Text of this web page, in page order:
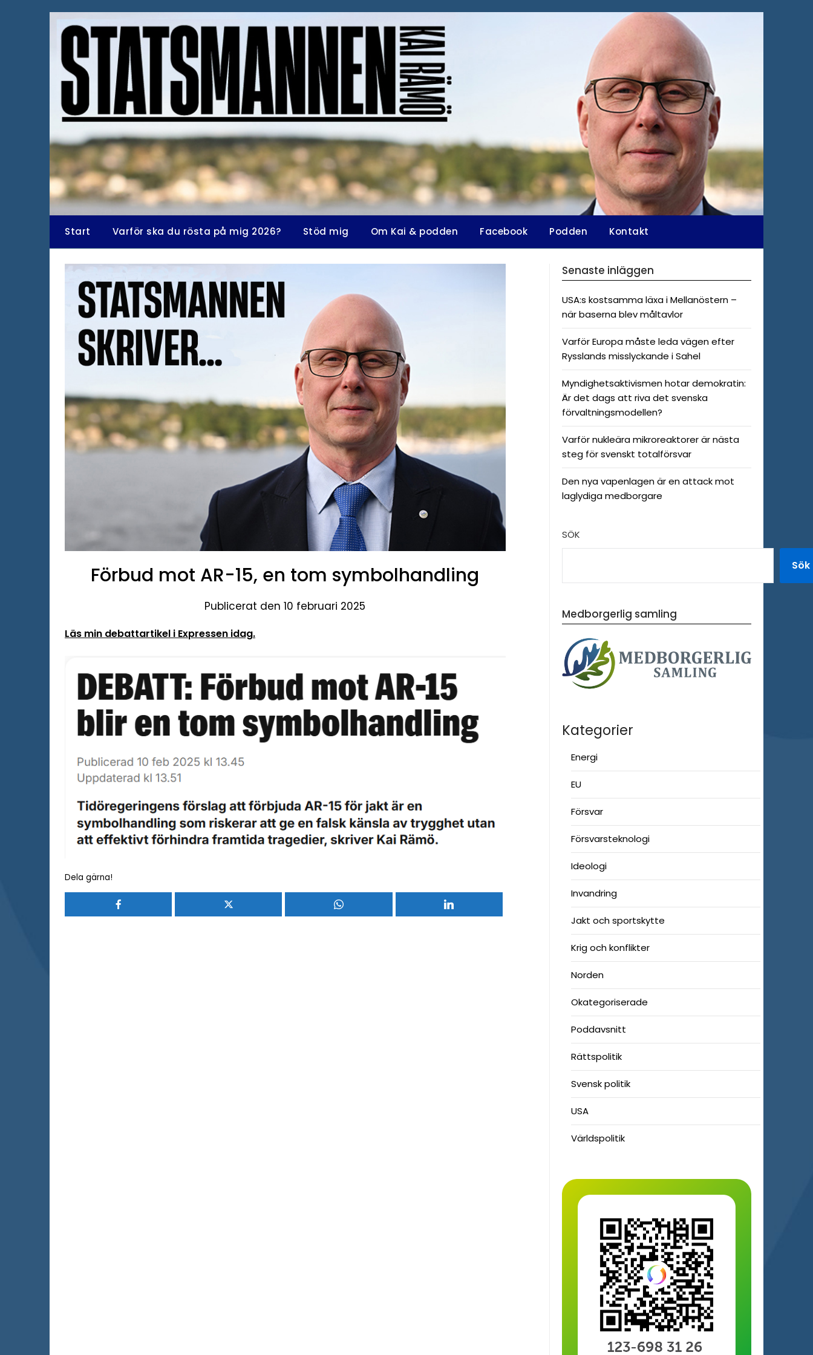
Start Varför ska du rösta på mig 2026? Stöd mig Om Kai & podden Facebook Podden Kontakt
Förbud mot AR-15, en tom symbolhandling
Publicerat den 10 februari 2025
Läs min debattartikel i Expressen idag.
Dela gärna!
Senaste inläggen
USA:s kostsamma läxa i Mellanöstern –
när baserna blev måltavlor
Varför Europa måste leda vägen efter
Rysslands misslyckande i Sahel
Myndighetsaktivismen hotar demokratin:
Är det dags att riva det svenska
förvaltningsmodellen?
Varför nukleära mikroreaktorer är nästa
steg för svenskt totalförsvar
Den nya vapenlagen är en attack mot
laglydiga medborgare
SÖK
Sök
Medborgerlig samling
Kategorier
Energi
EU
Försvar
Försvarsteknologi
Ideologi
Invandring
Jakt och sportskytte
Krig och konflikter
Norden
Okategoriserade
Poddavsnitt
Rättspolitik
Svensk politik
USA
Världspolitik